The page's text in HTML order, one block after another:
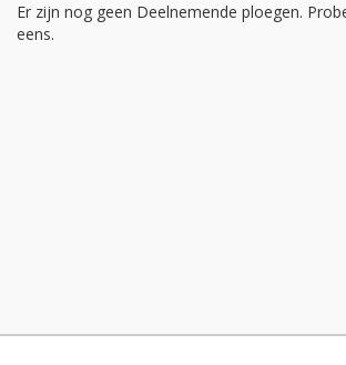
Er zijn nog geen Deelnemende ploegen.
eens.